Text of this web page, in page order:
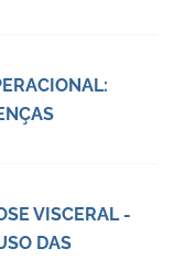
VISCERAL -
DAS